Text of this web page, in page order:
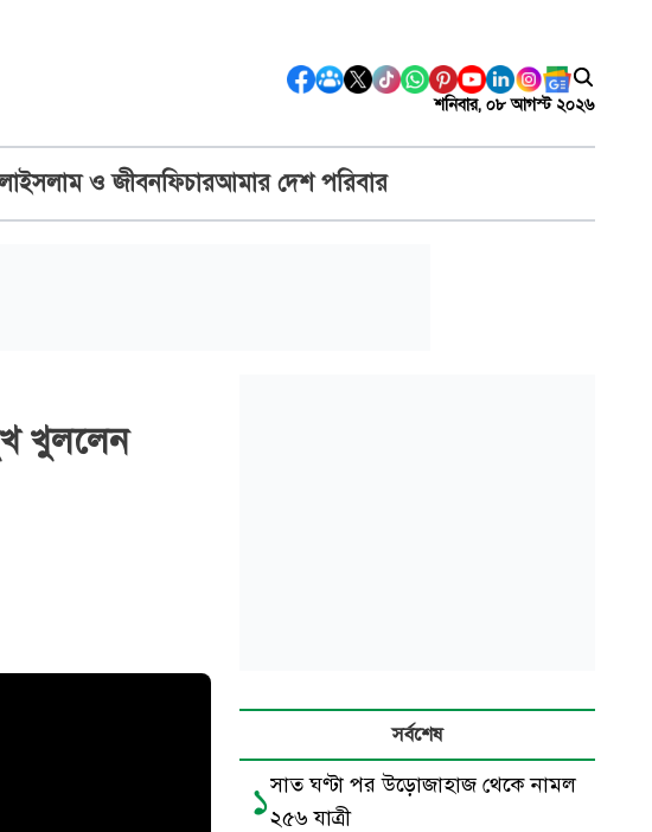
শনিবার, ০৮ আগস্ট ২০২৬
ইসলাম ও জীবনফিচারআমার দেশ পরিবার
খুললেন
সর্বশেষ
১সাত ঘণ্টা পর উড়োজাহাজ থেকে নামল
২৫৬ যাত্রী